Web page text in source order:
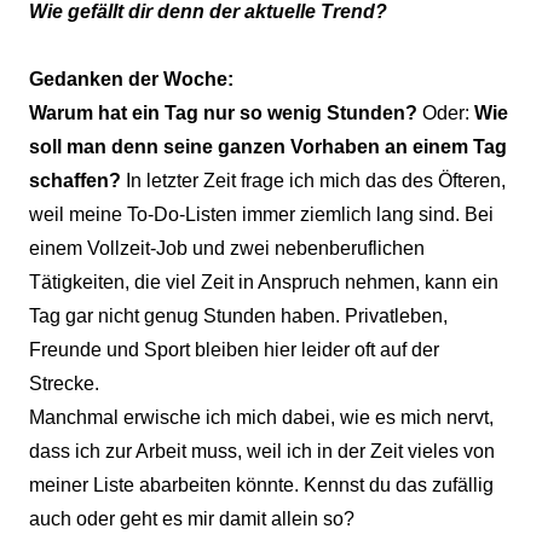
Wie gefällt dir denn der aktuelle Trend?
Gedanken der Woche:
Warum hat ein Tag nur so wenig Stunden? Oder: Wie
soll man denn seine ganzen Vorhaben an einem Tag
schaffen? In letzter Zeit frage ich mich das des Öfteren,
weil meine To-Do-Listen immer ziemlich lang sind. Bei
einem Vollzeit-Job und zwei nebenberuflichen
Tätigkeiten, die viel Zeit in Anspruch nehmen, kann ein
Tag gar nicht genug Stunden haben. Privatleben,
Freunde und Sport bleiben hier leider oft auf der
Strecke.
Manchmal erwische ich mich dabei, wie es mich nervt,
dass ich zur Arbeit muss, weil ich in der Zeit vieles von
meiner Liste abarbeiten könnte. Kennst du das zufällig
auch oder geht es mir damit allein so?